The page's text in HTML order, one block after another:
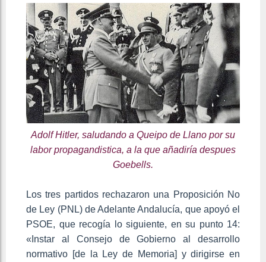
Adolf Hitler, saludando a Queipo de Llano por su
labor propagandistica, a la que añadiría despues
Goebells.
Los tres partidos rechazaron una Proposición No
de Ley (PNL) de Adelante Andalucía, que apoyó el
PSOE, que recogía lo siguiente, en su punto 14:
«Instar al Consejo de Gobierno al desarrollo
normativo [de la Ley de Memoria] y dirigirse en